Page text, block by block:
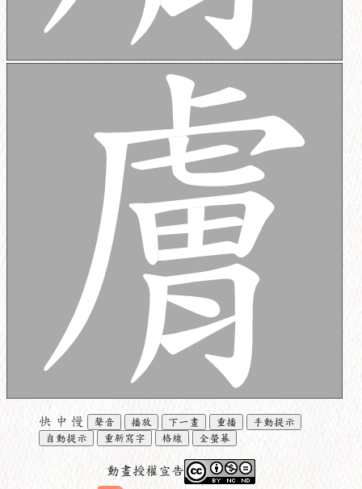
快 中 慢 聲音 播放 下一畫 重播
手動提示
自動提示
重新寫字 格線 全螢幕
動畫授權宣告